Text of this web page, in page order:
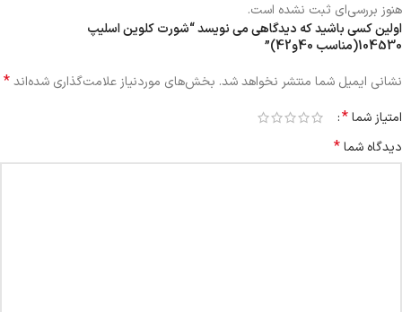
هنوز بررسی‌ای ثبت نشده است.
اولین کسی باشید که دیدگاهی می نویسد “شورت کلوین اسلیپ
104530(مناسب 40و42)”
نشانی ایمیل شما منتشر نخواهد شد. بخش‌های موردنیاز علامت‌گذاری شده‌اند*
امتیاز شما*
دیدگاه شما*